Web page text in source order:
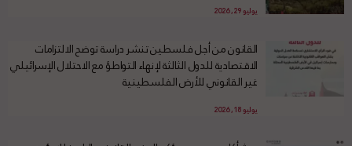
يوليو 29, 2026
القانون من أجل فلسطين تنشر دراسة توضح الالتزامات
الاقتصادية للدول الثالثة لإنهاء التواطؤ مع الاحتلال الإسرائيلي
غير القانوني للأرض الفلسطينية
يوليو 18, 2026